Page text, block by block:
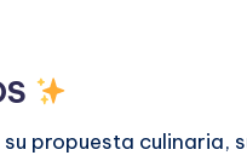
propuesta culinaria,